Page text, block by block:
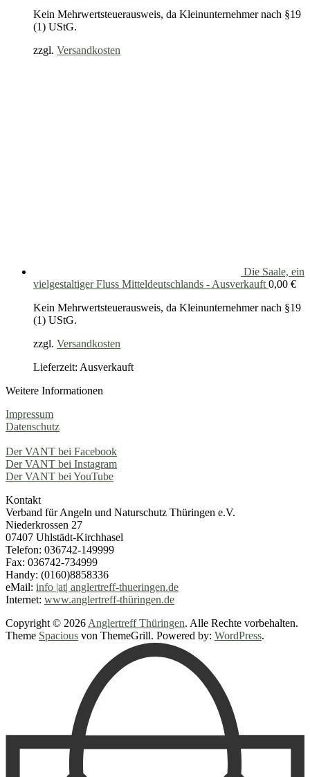
Kein Mehrwertsteuerausweis, da Kleinunternehmer nach §19
(1) UStG.
zzgl. Versandkosten
Die Saale, ein
vielgestaltiger Fluss Mitteldeutschlands - Ausverkauft 0,00 €
Kein Mehrwertsteuerausweis, da Kleinunternehmer nach §19
(1) UStG.
zzgl. Versandkosten
Lieferzeit: Ausverkauft
Weitere Informationen
Impressum
Datenschutz
Der VANT bei Facebook
Der VANT bei Instagram
Der VANT bei YouTube
Kontakt
Verband für Angeln und Naturschutz Thüringen e.V.
Niederkrossen 27
07407 Uhlstädt-Kirchhasel
Telefon: 036742-149999
Fax: 036742-734999
Handy: (0160)8858336
eMail: info |at| anglertreff-thueringen.de
Internet: www.anglertreff-thüringen.de
Copyright © 2026Anglertreff Thüringen. Alle Rechte vorbehalten.
Theme Spacious von ThemeGrill. Powered by: WordPress.